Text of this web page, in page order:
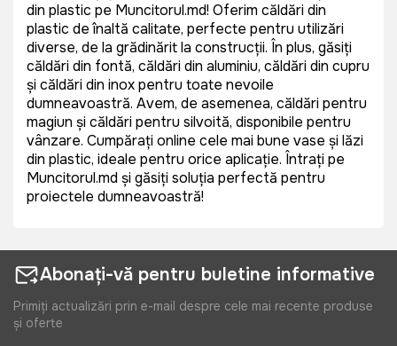
din plastic pe Muncitorul.md! Oferim căldări din
plastic de înaltă calitate, perfecte pentru utilizări
diverse, de la grădinărit la construcții. În plus, găsiți
căldări din fontă, căldări din aluminiu, căldări din cupru
și căldări din inox pentru toate nevoile
dumneavoastră. Avem, de asemenea, căldări pentru
magiun și căldări pentru silvoită, disponibile pentru
vânzare. Cumpărați online cele mai bune vase și lăzi
din plastic, ideale pentru orice aplicație. Întrați pe
Muncitorul.md și găsiți soluția perfectă pentru
proiectele dumneavoastră!
Abonați-vă pentru buletine informative
Primiți actualizări prin e-mail despre cele mai recente produse
și oferte